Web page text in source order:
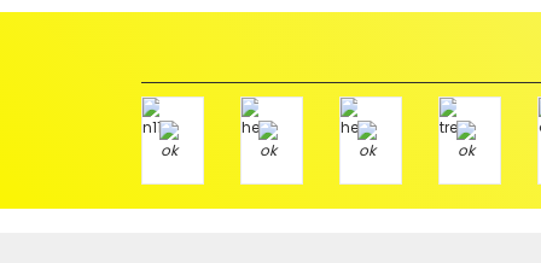
gerekir.
ödemeli olarak göndermenizi rica ederiz.
Antenci Elektronik San.Tic.Ltd.Şti.
Adres : Akıncılar Mh. Pancar Arkası Sk. No:10/B2 KARESİ /
Aras Kargo Anlaşma No : 152 294 193 1342